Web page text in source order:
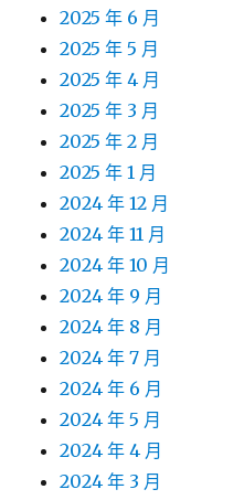
2025 年 6 月
2025 年 5 月
2025 年 4 月
2025 年 3 月
2025 年 2 月
2025 年 1 月
2024 年 12 月
2024 年 11 月
2024 年 10 月
2024 年 9 月
2024 年 8 月
2024 年 7 月
2024 年 6 月
2024 年 5 月
2024 年 4 月
2024 年 3 月